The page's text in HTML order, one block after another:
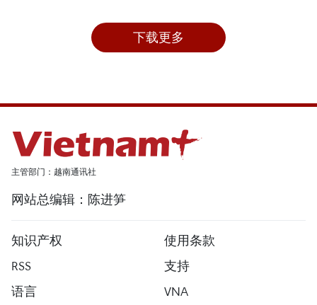
下载更多
主管部门：越南通讯社
网站总编辑：陈进笋
知识产权
使用条款
RSS
支持
语言
VNA